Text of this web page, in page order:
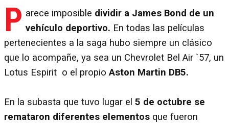
P arece imposible dividir a James Bond de un
vehículo deportivo. En todas las películas
pertenecientes a la saga hubo siempre un clásico
que lo acompañe, ya sea un Chevrolet Bel Air `57, un
Lotus Espirit o el propio Aston Martin DB5.
En la subasta que tuvo lugar el 5 de octubre se
remataron diferentes elementos que fueron